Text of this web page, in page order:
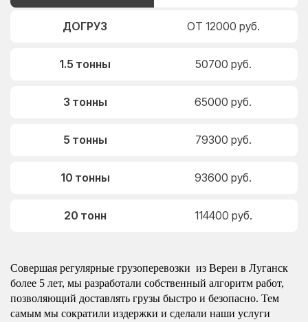
ДОГРУЗ ОТ 12000 руб.
1.5 тонны 50700 руб.
3 тонны 65000 руб.
5 тонны 79300 руб.
10 тонны 93600 руб.
20 тонн 114400 руб.
Совершая регулярные грузоперевозки из Вереи в Луганск
более 5 лет, мы разработали собственный алгоритм работ,
позволяющий доставлять грузы быстро и безопасно. Тем
самым мы сократили издержки и сделали наши услуги